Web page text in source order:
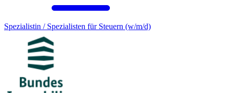
Spezialistin / Spezialisten für Steuern (w/m/d)